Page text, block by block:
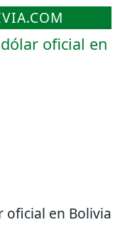
oficial en Bolivia